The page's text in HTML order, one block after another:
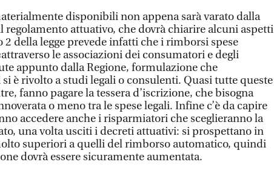
disponibili non appena sarà varato dalla
regolamento attuativo, che dovrà chiarire alcuni aspetti
2 della legge prevede infatti che i rimborsi spese
le associazioni dei consumatori e degli
appunto dalla Regione, formulazione che
è rivolto a studi legali o consulenti. Quasi tutte queste
fanno pagare la tessera d’iscrizione, che bisogna
o meno tra le spese legali. Infine c’è da capire
accedere anche i risparmiatori che sceglieranno la
una volta usciti i decreti attuativi: si prospettano in
superiori a quelli del rimborso automatico, quindi
dovrà essere sicuramente aumentata.